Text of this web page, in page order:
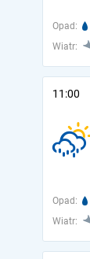
Opad:
Wiatr:
11:00
Opad:
Wiatr: